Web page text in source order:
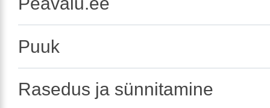
Puuk
Rasedus ja sünnitamine